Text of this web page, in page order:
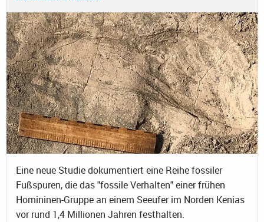
Eine neue Studie dokumentiert eine Reihe fossiler
Fußspuren, die das "fossile Verhalten" einer frühen
Homininen-Gruppe an einem Seeufer im Norden Kenias
vor rund 1,4 Millionen Jahren festhalten.